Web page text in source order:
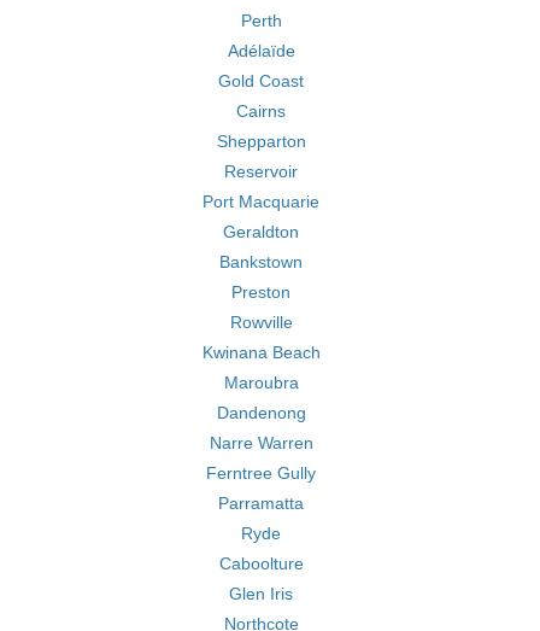
Perth
Adélaïde
Gold Coast
Cairns
Shepparton
Reservoir
Port Macquarie
Geraldton
Bankstown
Preston
Rowville
Kwinana Beach
Maroubra
Dandenong
Narre Warren
Ferntree Gully
Parramatta
Ryde
Caboolture
Glen Iris
Northcote